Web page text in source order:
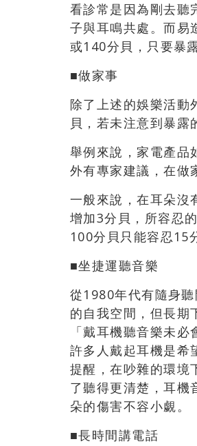
看診常是因為剛去聽
子與耳鳴共處。而易
或140分貝，只要暴
■做家事
除了上述的娛樂活動
貝，若未注意到暴露
舉例來說，家電產品
外有專家建議，在做
一般來說，在耳朵沒
增加3分貝，所容忍
100分貝只能容忍15
■坐捷運聽音樂
從1980年代有隨身
的自我空間，但長期
「戴耳機聽音樂未
許多人戴起耳機是希
提醒，在吵雜的環境
了聽得更清楚，耳機
朵的傷害不容小覷。
■長時間講電話